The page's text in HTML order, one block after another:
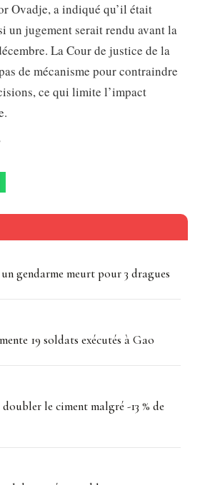
Ovadje, a indiqué qu’il était
un jugement serait rendu avant la
La Cour de justice de la
de mécanisme pour contraindre
ce qui limite l’impact
gendarme meurt pour 3 dragues
19 soldats exécutés à Gao
le ciment malgré -13 % de